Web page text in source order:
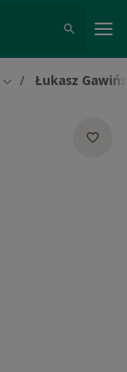
Zmień miasto
Łukasz